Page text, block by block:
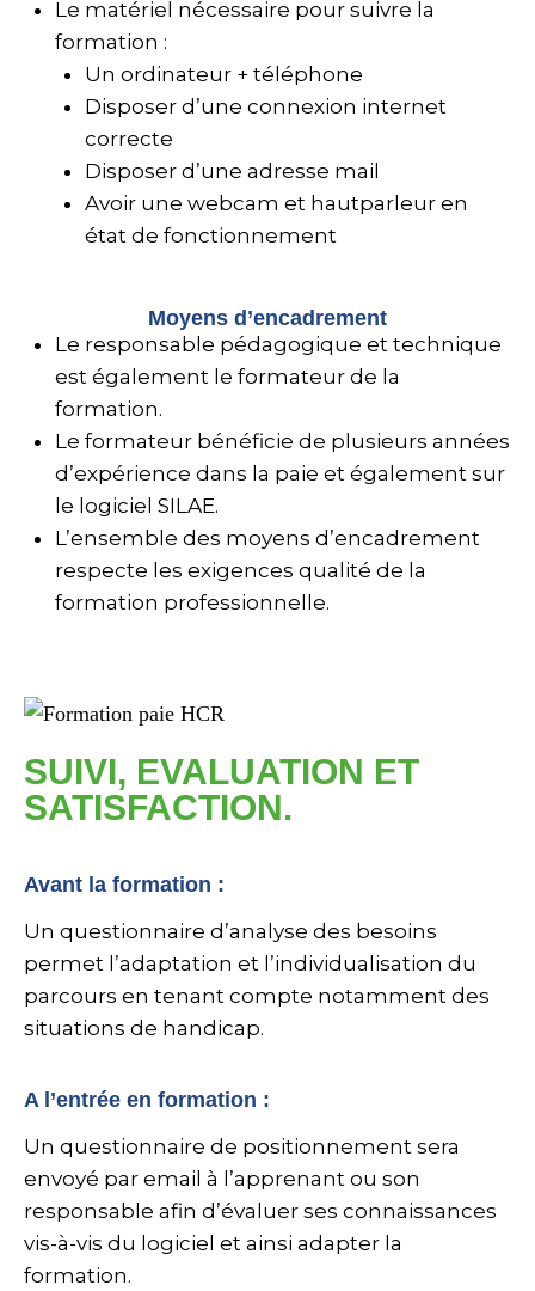
Le matériel nécessaire pour suivre la
formation :
Un ordinateur + téléphone
Disposer d’une connexion internet
correcte
Disposer d’une adresse mail
Avoir une webcam et hautparleur en
état de fonctionnement
Moyens d’encadrement
Le responsable pédagogique et technique
est également le formateur de la
formation.
Le formateur bénéficie de plusieurs années
d’expérience dans la paie et également sur
le logiciel SILAE.
L’ensemble des moyens d’encadrement
respecte les exigences qualité de la
formation professionnelle.
SUIVI, EVALUATION ET
SATISFACTION.
Avant la formation :
Un questionnaire d’analyse des besoins
permet l’adaptation et l’individualisation du
parcours en tenant compte notamment des
situations de handicap.
A l’entrée en formation :
Un questionnaire de positionnement sera
envoyé par email à l’apprenant ou son
responsable afin d’évaluer ses connaissances
vis-à-vis du logiciel et ainsi adapter la
formation.